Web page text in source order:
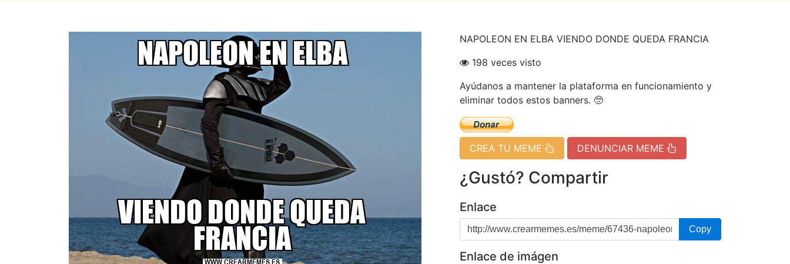
NAPOLEON EN ELBA VIENDO DONDE QUEDA FRANCIA
198 veces visto
Ayúdanos a mantener la plataforma en funcionamiento y
eliminar todos estos banners. 🥺
CREA TU MEME DENUNCIAR MEME
¿Gustó? Compartir
Enlace
Copy
Enlace de imágen